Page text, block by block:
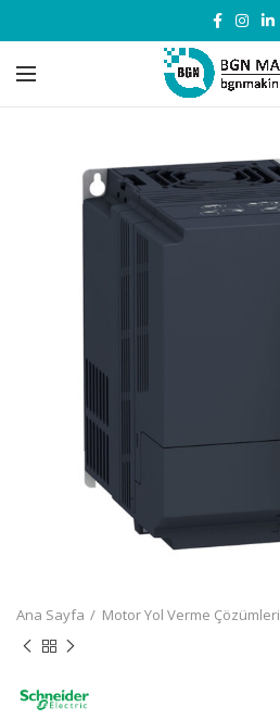
Ana Sayfa Motor Yol Verme Çözümleri